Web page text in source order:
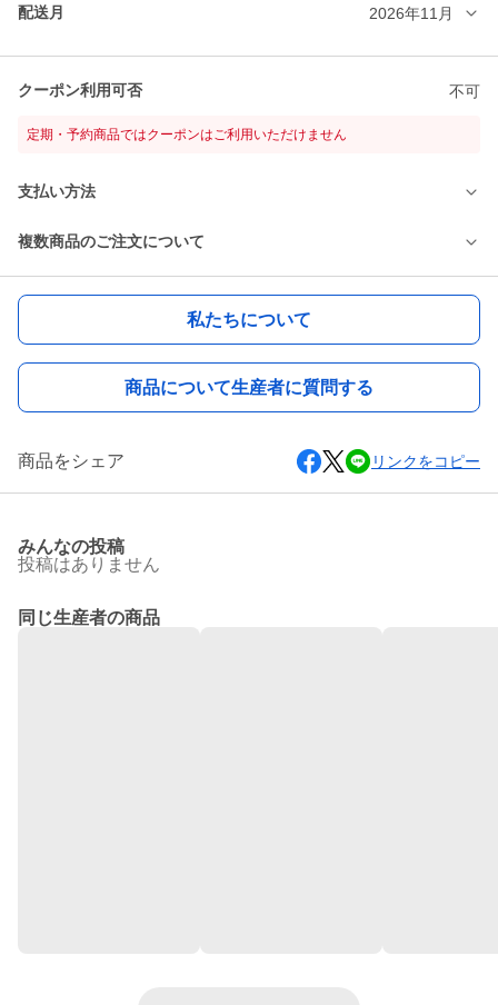
配送月 2026年11月
クーポン利用可否 不可
定期・予約商品ではクーポンはご利用いただけません
支払い方法
複数商品のご注文について
私たちについて
商品について生産者に質問する
商品をシェア リンクをコピー
みんなの投稿
投稿はありません
同じ生産者の商品